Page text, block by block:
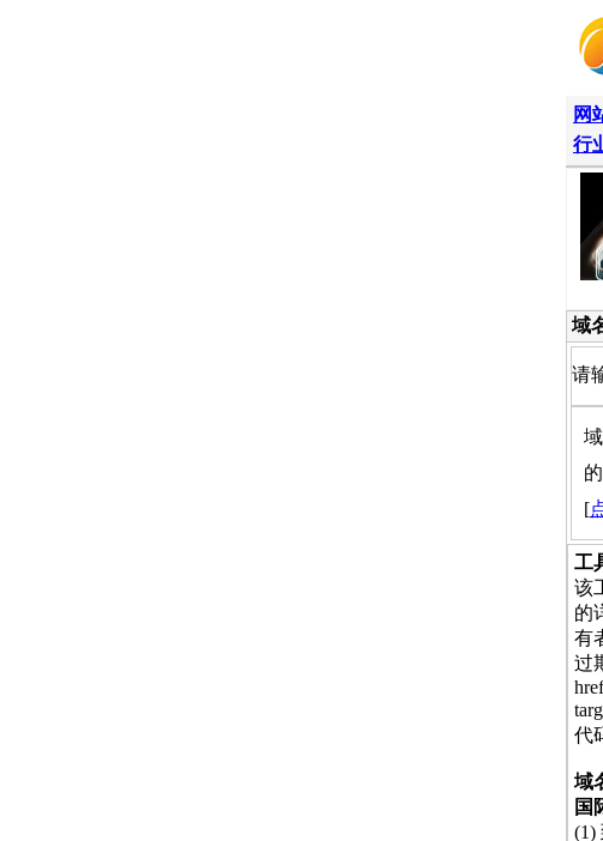
网
行
域
请
[
工
该
的
有
过
代
域
国
(1)